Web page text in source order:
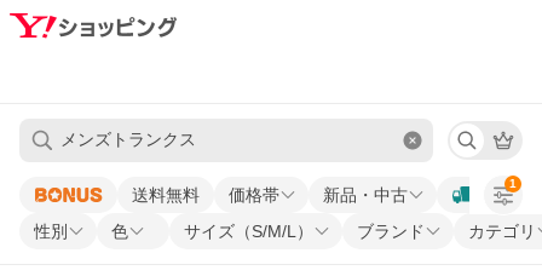
送料無料 価格帯
新品・中古
性別
色 サイズ（S/M/L） ブランド カテゴリ
1